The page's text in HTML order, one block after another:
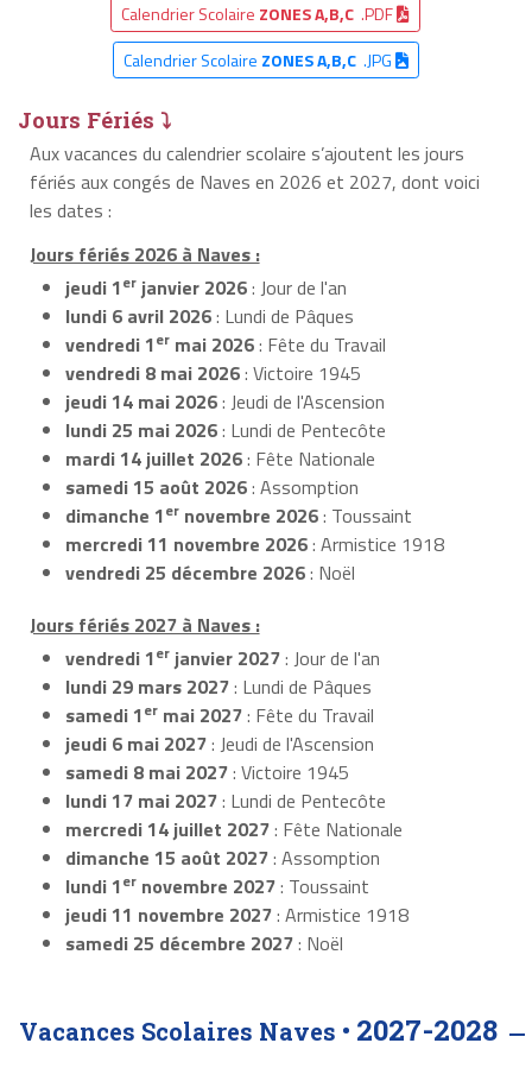
Calendrier Scolaire ZONES A,B,C .PDF
Calendrier Scolaire ZONES A,B,C.JPG
Jours Fériés ⤵
Aux vacances du calendrier scolaire s’ajoutent les jours
fériés aux congés de Naves en 2026 et 2027, dont voici
les dates :
Jours fériés 2026 à Naves :
jeudi 1er janvier 2026: Jour de l'an
lundi 6 avril 2026: Lundi de Pâques
vendredi 1er mai 2026: Fête du Travail
vendredi 8 mai 2026: Victoire 1945
jeudi 14 mai 2026: Jeudi de l'Ascension
lundi 25 mai 2026: Lundi de Pentecôte
mardi 14 juillet 2026: Fête Nationale
samedi 15 août 2026: Assomption
dimanche 1er novembre 2026: Toussaint
mercredi 11 novembre 2026: Armistice 1918
vendredi 25 décembre 2026: Noël
Jours fériés 2027 à Naves :
vendredi 1er janvier 2027: Jour de l'an
lundi 29 mars 2027: Lundi de Pâques
samedi 1er mai 2027: Fête du Travail
jeudi 6 mai 2027: Jeudi de l'Ascension
samedi 8 mai 2027: Victoire 1945
lundi 17 mai 2027: Lundi de Pentecôte
mercredi 14 juillet 2027: Fête Nationale
dimanche 15 août 2027: Assomption
lundi 1er novembre 2027: Toussaint
jeudi 11 novembre 2027: Armistice 1918
samedi 25 décembre 2027: Noël
Vacances Scolaires Naves • 2027-2028